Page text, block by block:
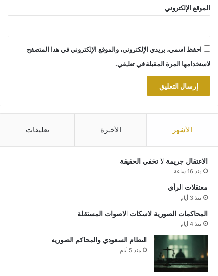
الموقع الإلكتروني
احفظ اسمي، بريدي الإلكتروني، والموقع الإلكتروني في هذا المتصفح
لاستخدامها المرة المقبلة في تعليقي.
الأشهر الأخيرة تعليقات
الاعتقال جريمة لا تخفي الحقيقة
منذ 16 ساعة
معتقلات الرأي
منذ 3 أيام
المحاكمات الصورية لاسكات الاصوات المستقلة
منذ 4 أيام
النظام السعودي والمحاكم الصورية
منذ 5 أيام